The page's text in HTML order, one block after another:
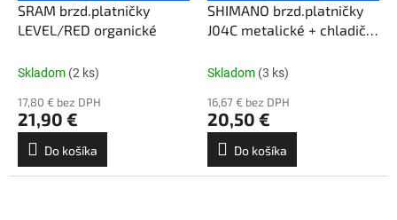
SRAM brzd.platničky
LEVEL/RED organické
Skladom (2 ks)
17,80 € bez DPH
21,90 €
Do košíka
SHIMANO brzd.platničky
J04C metalické + chladič
Skladom (3 ks)
16,67 € bez DPH
20,50 €
Do košíka